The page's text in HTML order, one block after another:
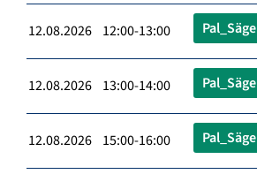
12.08.2026 12:00-13:00 Pal_Säge
12.08.2026 13:00-14:00 Pal_Säge
12.08.2026 15:00-16:00 Pal_Säge